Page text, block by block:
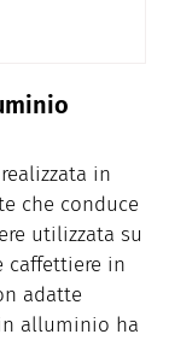
in
che conduce
utilizzata su
caffettiere in
adatte
alluminio ha